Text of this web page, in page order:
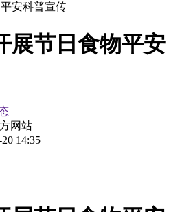
安科普宣传
展节日食物平安
网站
14:35